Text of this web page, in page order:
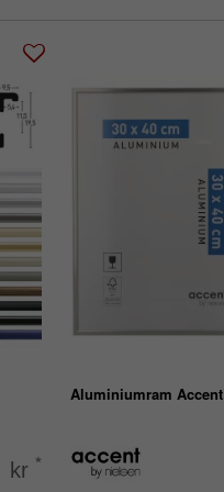
kr *
Aluminiumram Accent